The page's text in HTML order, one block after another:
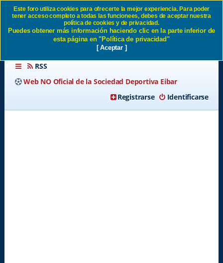
PLANTILLA SD EIBAR 26/27
- Página 17 SD Eibar
RSS
Web NO Oficial de la Sociedad Deportiva Eibar
Identificarse
Registrarse
Este foro utiliza cookies para ofrecerte la mejor experiencia. Para poder
tener acceso completo a todas las funcionees, debes de aceptar nuestra
política de cookies y de privacidad.
Puedes obtener más información haciendo clic en la parte inferior de
esta página en "Política de privacidad"
[ Aceptar ]